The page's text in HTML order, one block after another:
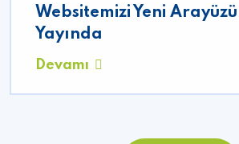
Websitemizi Yeni
Yayında
Devamı